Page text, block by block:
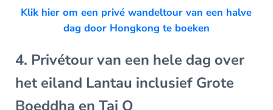
Klik hier om een privé wandeltour van een halve
dag door Hongkong te boeken
4. Privétour van een hele dag over
het eiland Lantau inclusief Grote
Boeddha en Tai O